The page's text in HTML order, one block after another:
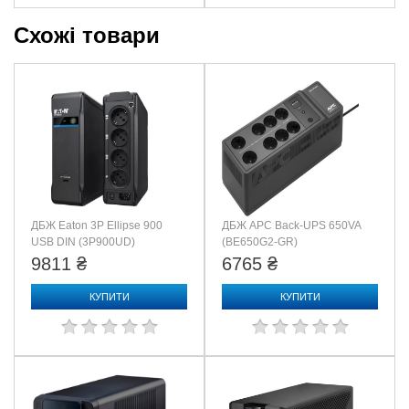
108
Коммуникационные средства и средства
администрирования
Панель управления
Светодиодный дисплей с индикаторами on line (работы от
сети) : on battery (работы от батарей)
Звуковой сигнал
Сигнал перехода в режим работы от аккумуляторов :
особый сигнал исчерпания заряда батарей : непрерывный
сигнал перегрузки
Защита от всплесков напряжения и фильтрация шумов
Рейтинг энергии всплеска
Физические параметры
Максимальная ширина
140MM, 14.0cm
Схожі товари
ДБЖ Eaton 3P Ellipse 900
USB DIN (3P900UD)
9811 ₴
КУПИТИ
ДБЖ APC Back-UPS 650VA
(BE650G2-GR)
6765 ₴
КУПИТИ